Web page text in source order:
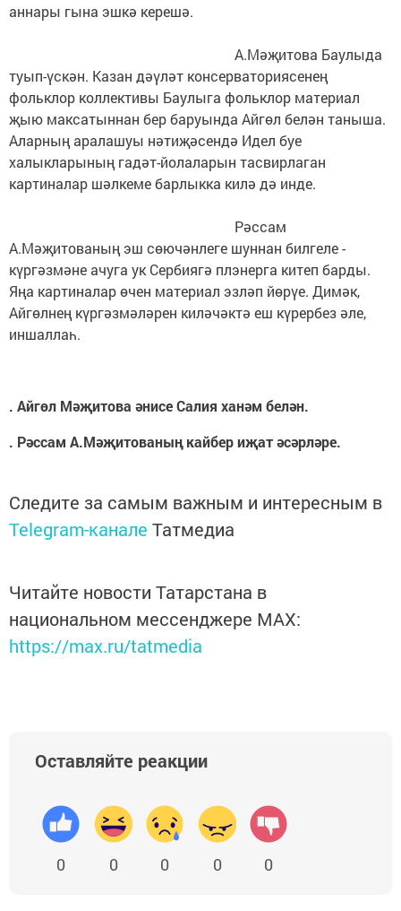
аннары гына эшкә керешә.
А.Мәҗитова Баулыда
туып-үскән. Казан дәүләт консерваториясенең
фольклор коллективы Баулыга фольклор материал
җыю максатыннан бер баруында Айгөл белән таныша.
Аларның аралашуы нәтиҗәсендә Идел буе
халыкларының гадәт-йолаларын тасвирлаган
картиналар шәлкеме барлыкка килә дә инде.
Рәссам
А.Мәҗитованың эш сөючәнлеге шуннан билгеле -
күргәзмәне ачуга ук Сербиягә плэнерга китеп барды.
Яңа картиналар өчен материал эзләп йөрүе. Димәк,
Айгөлнең күргәзмәләрен киләчәктә еш күрербез әле,
иншаллаһ.
. Айгөл Мәҗитова әнисе Салия ханәм белән.
. Рәссам А.Мәҗитованың кайбер иҗат әсәрләре.
Следите за самым важным и интересным в
Telegram-канале Татмедиа
Читайте новости Татарстана в
национальном мессенджере MАХ:
https://max.ru/tatmedia
Оставляйте реакции
0 0 0 0 0